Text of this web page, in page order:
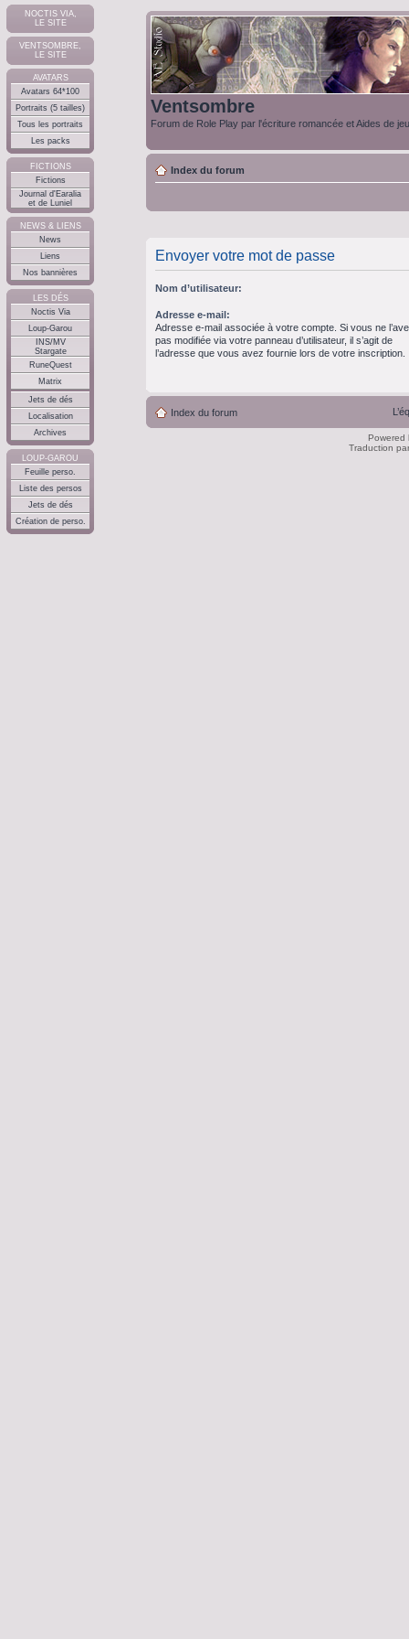
NOCTIS VIA,
LE SITE
VENTSOMBRE,
LE SITE
AVATARS
Avatars 64*100
Portraits (5 tailles)
Tous les portraits
Les packs
FICTIONS
Fictions
Journal d'Earalia
et de Luniel
NEWS & LIENS
News
Liens
Nos bannières
LES DÉS
Noctis Via
Loup-Garou
INS/MV
Stargate
RuneQuest
Matrix
Jets de dés
Localisation
Archives
LOUP-GAROU
Feuille perso.
Liste des persos
Jets de dés
Création de perso.
Ventsombre
Forum de Role Play par l'écriture romancée et Aides de
Index du forum
Envoyer votre mot de passe
Nom d’utilisateur:
Adresse e-mail:
Adresse e-mail associée à votre compte. Si vous ne
pas modifiée via votre panneau d’utilisateur, il s’agit de
l’adresse que vous avez fournie lors de votre inscription.
Index du forum
Powered
Traduction